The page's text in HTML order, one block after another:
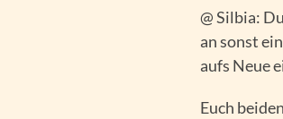
@ Silbia:
an sonst
aufs Neue
Euch